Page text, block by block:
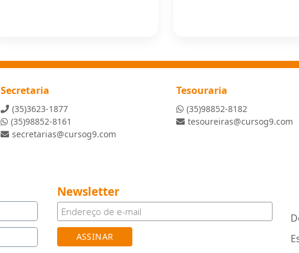
Secretaria
(35)3623-1877
(35)98852-8161
secretarias@cursog9.com
Tesouraria
(35)98852-8182
tesoureiras@cursog9.com
Newsletter